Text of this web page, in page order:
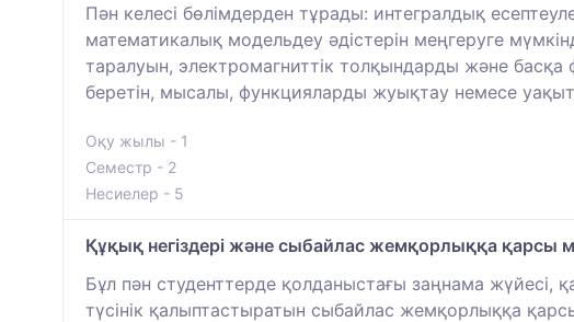
Пән келесі бөлімдерден тұрады: интегралдық
математикалық модельдеу әдістерін меңгеруге
таралуын, электромагниттік толқындарды және
беретін, мысалы, функцияларды жуықтау немесе
Оқу жылы - 1
Семестр - 2
Несиелер - 5
Құқық негіздері және сыбайлас жемқорлыққа қарсы
Бұл пән студенттерде қолданыстағы заңнама жүйесі,
түсінік қалыптастыратын сыбайлас жемқорлыққа